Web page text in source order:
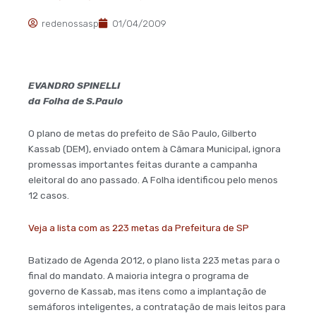
redenossasp 01/04/2009
EVANDRO SPINELLI
da Folha de S.Paulo
O plano de metas do prefeito de São Paulo, Gilberto
Kassab (DEM), enviado ontem à Câmara Municipal, ignora
promessas importantes feitas durante a campanha
eleitoral do ano passado. A Folha identificou pelo menos
12 casos.
Veja a lista com as 223 metas da Prefeitura de SP
Batizado de Agenda 2012, o plano lista 223 metas para o
final do mandato. A maioria integra o programa de
governo de Kassab, mas itens como a implantação de
semáforos inteligentes, a contratação de mais leitos para